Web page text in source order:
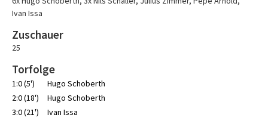
Ivan Issa
Zuschauer
25
Torfolge
1:0 (5')
Hugo Schoberth
2:0 (18')
Hugo Schoberth
3:0 (21')
Ivan Issa